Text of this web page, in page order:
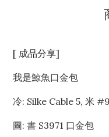
[ 成品分享]
我是鯨魚口金包
冷: Silke Cable 5, 米
圖: 書 S3971 口金包